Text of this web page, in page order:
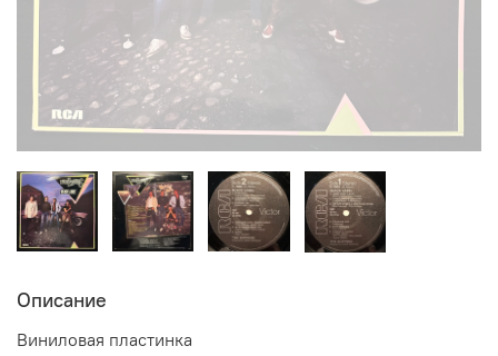
Описание
Виниловая пластинка